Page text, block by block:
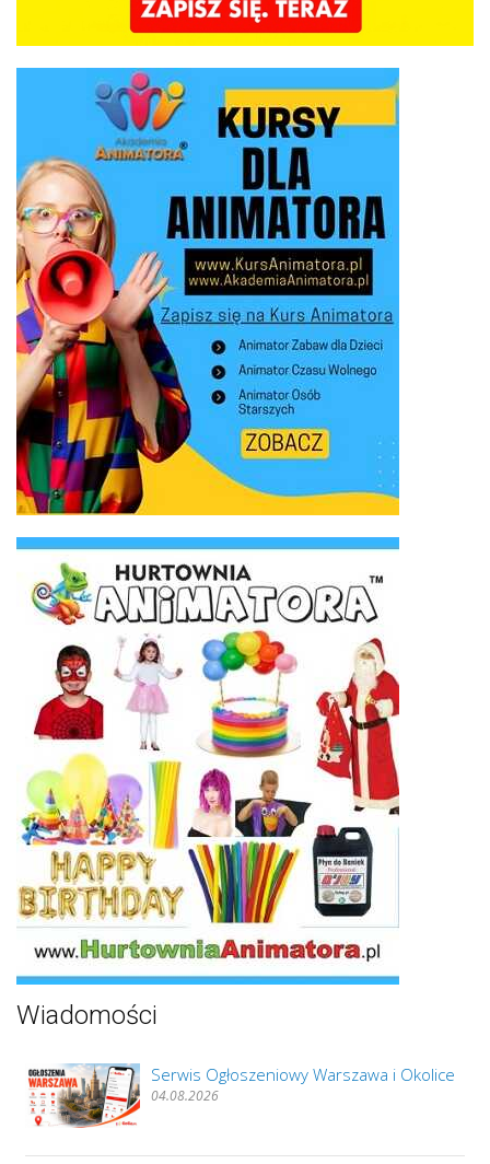
Wiadomości
Serwis Ogłoszeniowy Warszawa i Okolice
04.08.2026